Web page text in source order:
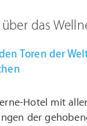
das
Toren der
Hotel mit
der